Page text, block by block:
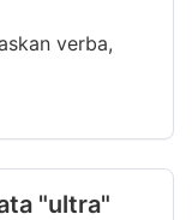
verba,
"ultra"